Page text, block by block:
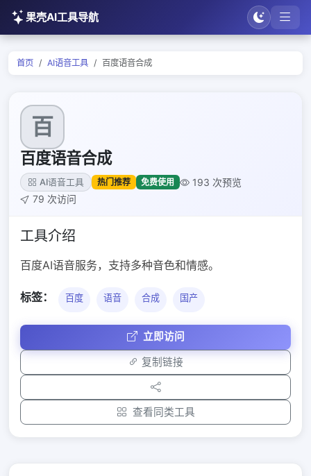
果壳AI工具导航
首页 AI语音工具 百度语音合成
百
百度语音合成
AI语音工具 热门推荐 免费使用
193 次预览
79 次访问
工具介绍
百度AI语音服务，支持多种音色和情感。
标签： 百度 语音 合成 国产
立即访问
复制链接
查看同类工具